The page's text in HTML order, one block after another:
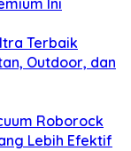
Ini
Terbaik
Outdoor, dan
Roborock
Lebih Efektif